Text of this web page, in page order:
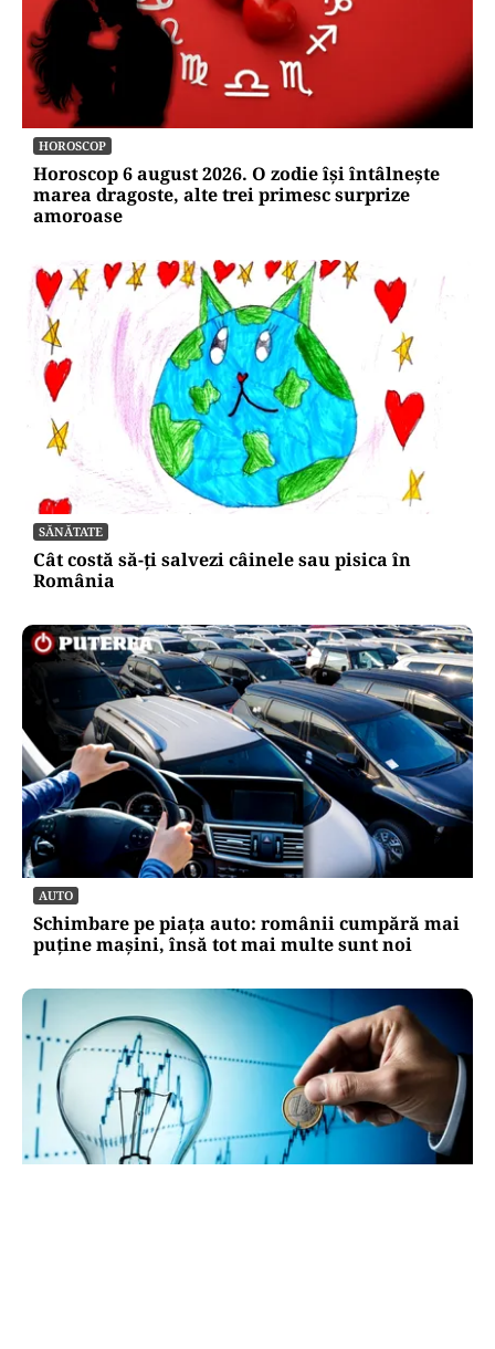
HOROSCOP
Horoscop 6 august 2026. O zodie își întâlnește
marea dragoste, alte trei primesc surprize
amoroase
SĂNĂTATE
Cât costă să-ți salvezi câinele sau pisica în
România
AUTO
Schimbare pe piața auto: românii cumpără mai
puține mașini, însă tot mai multe sunt noi